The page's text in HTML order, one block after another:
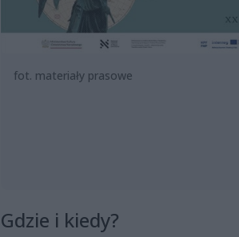
fot. materiały prasowe
Gdzie i kiedy?